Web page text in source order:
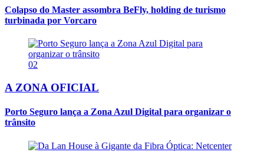
Colapso do Master assombra BeFly, holding de turismo
turbinada por Vorcaro
02
A ZONA OFICIAL
Porto Seguro lança a Zona Azul Digital para organizar o
trânsito